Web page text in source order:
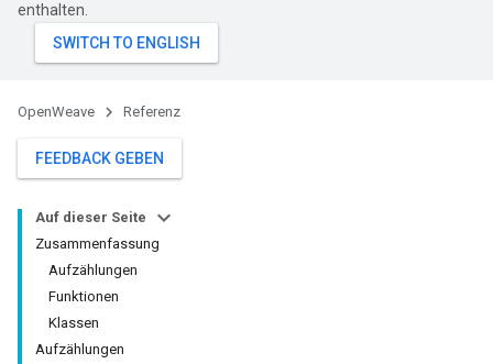
enthalten.
OpenWeave Referenz
FEEDBACK GEBEN
Auf dieser Seite
Zusammenfassung
Aufzählungen
Funktionen
Klassen
Aufzählungen